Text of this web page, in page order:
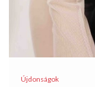
Újdonságok